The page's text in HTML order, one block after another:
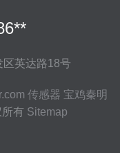
英达路18号
传感器 宝鸡秦明
所有 Sitemap